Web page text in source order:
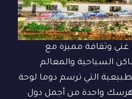
غني وثقافة مميزة مع
السياحية والمعالم
التي ترسم دوما لوحة
واحدة من أجمل دول